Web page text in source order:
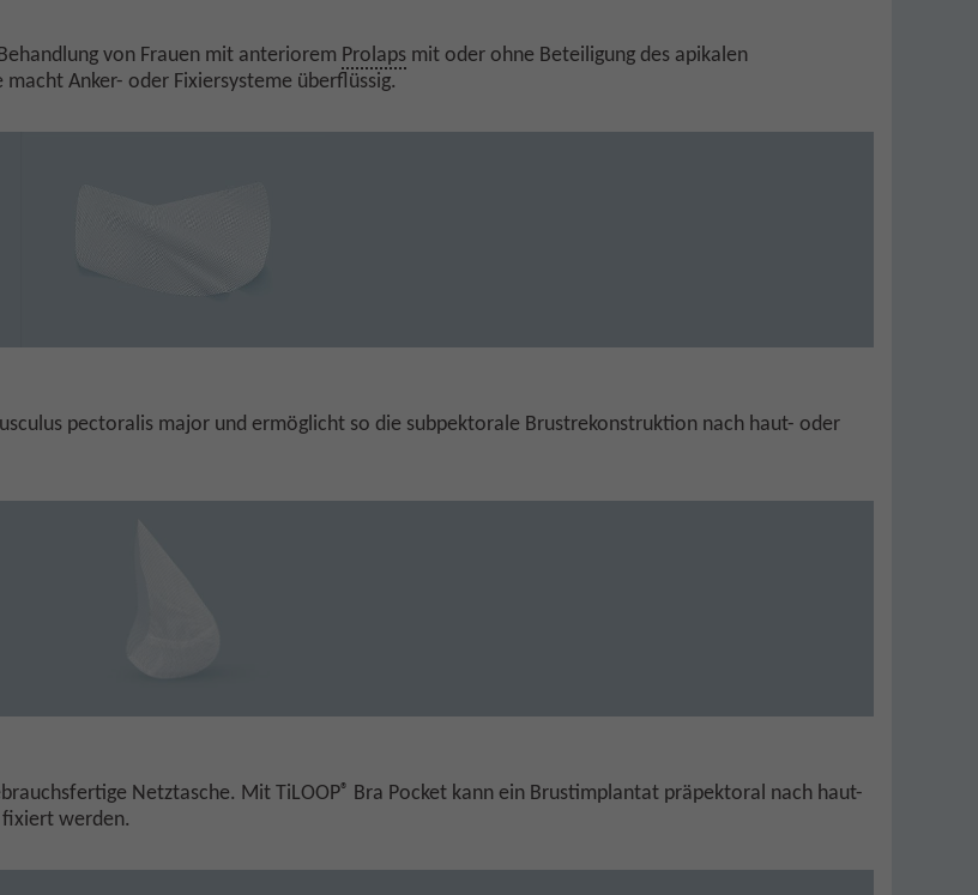
von Frauen mit anteriorem Prolaps mit oder ohne Beteiligung des apikalen
Anker- oder Fixiersysteme überflüssig.
pectoralis major und ermöglicht so die subpektorale Brustrekonstruktion nach haut- oder
Netztasche. Mit TiLOOP® Bra Pocket kann ein Brustimplantat präpektoral nach haut-
werden.